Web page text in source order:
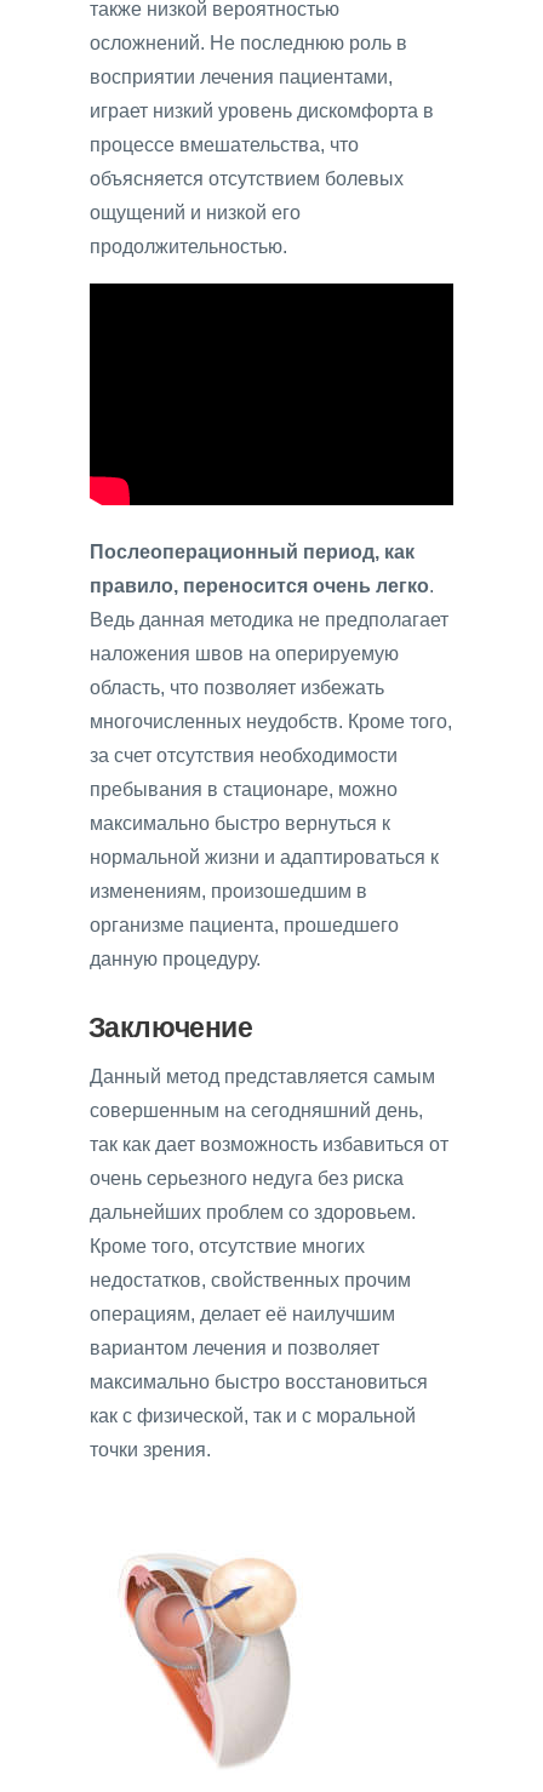
также низкой вероятностью
осложнений. Не последнюю роль в
восприятии лечения пациентами,
играет низкий уровень дискомфорта в
процессе вмешательства, что
объясняется отсутствием болевых
ощущений и низкой его
продолжительностью.
Послеоперационный период, как
правило, переносится очень легко.
Ведь данная методика не предполагает
наложения швов на оперируемую
область, что позволяет избежать
многочисленных неудобств. Кроме того,
за счет отсутствия необходимости
пребывания в стационаре, можно
максимально быстро вернуться к
нормальной жизни и адаптироваться к
изменениям, произошедшим в
организме пациента, прошедшего
данную процедуру.
Заключение
Данный метод представляется самым
совершенным на сегодняшний день,
так как дает возможность избавиться от
очень серьезного недуга без риска
дальнейших проблем со здоровьем.
Кроме того, отсутствие многих
недостатков, свойственных прочим
операциям, делает её наилучшим
вариантом лечения и позволяет
максимально быстро восстановиться
как с физической, так и с моральной
точки зрения.